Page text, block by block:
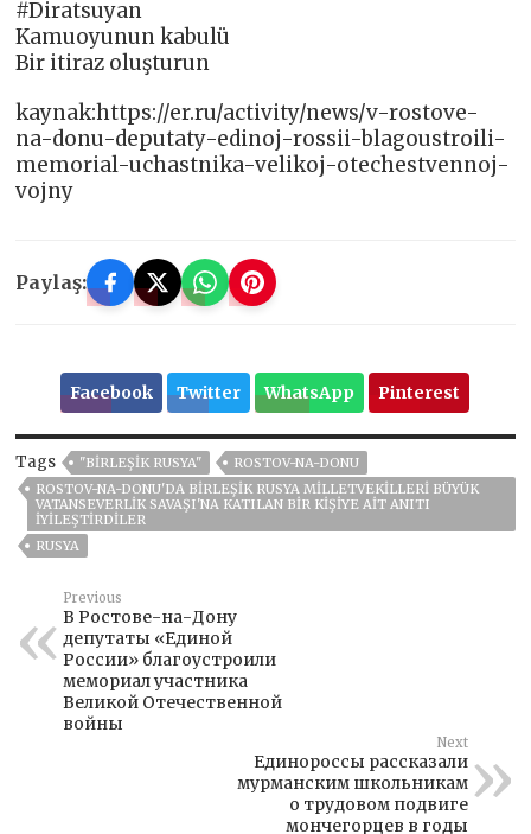
#Diratsuyan
Kamuoyunun kabulü
Bir itiraz oluşturun
kaynak:https://er.ru/activity/news/v-rostove-
na-donu-deputaty-edinoj-rossii-blagoustroili-
memorial-uchastnika-velikoj-otechestvennoj-
vojny
Paylaş:
Facebook Twitter WhatsApp Pinterest
Tags "BIRLEŞIK RUSYA"
ROSTOV-NA-DONU
ROSTOV-NA-DONU'DA BIRLEŞIK RUSYA MILLETVEKILLERI BÜYÜK
VATANSEVERLIK SAVAŞI'NA KATILAN BIR KIŞIYE AIT ANITI
IYILEŞTIRDILER
RUSYA
Previous
В Ростове-на-Дону
депутаты «Единой
России» благоустроили
мемориал участника
Великой Отечественной
войны
Next
Единороссы рассказали
мурманским школьникам
о трудовом подвиге
мончегорцев в годы